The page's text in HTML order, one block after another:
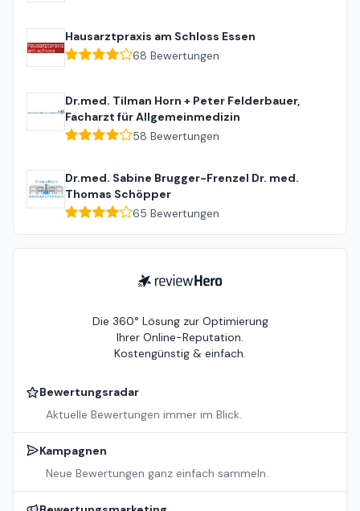
Hausarztpraxis am Schloss Essen
68 Bewertungen
Dr.med. Tilman Horn + Peter Felderbauer,
Facharzt für Allgemeinmedizin
58 Bewertungen
Dr.med. Sabine Brugger-Frenzel Dr. med.
Thomas Schöpper
65 Bewertungen
ReviewHero
Die 360° Lösung zur Optimierung
Ihrer Online-Reputation.
Kostengünstig & einfach.
Bewertungsradar
Aktuelle Bewertungen immer im Blick.
Kampagnen
Neue Bewertungen ganz einfach sammeln.